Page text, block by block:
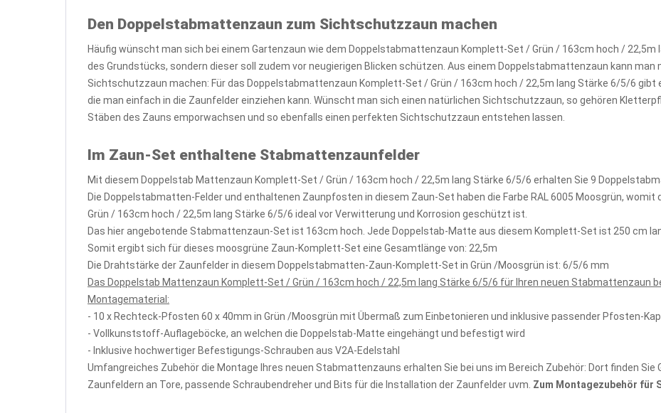
Den Doppelstabmattenzaun zum Sichtschutzzaun machen
Häufig wünscht man sich bei einem Gartenzaun wie dem Doppelstabmattenzaun Komplett-Set / Grün / 163cm hoch / 22,5m
des Grundstücks, sondern dieser soll zudem vor neugierigen Blicken schützen. Aus einem Doppelstabmattenzaun kann
Sichtschutzzaun machen: Für das Doppelstabmattenzaun Komplett-Set / Grün / 163cm hoch / 22,5m lang Stärke 6/5/6 gibt
die man einfach in die Zaunfelder einziehen kann. Wünscht man sich einen natürlichen Sichtschutzzaun, so gehören
Stäben des Zauns emporwachsen und so ebenfalls einen perfekten Sichtschutzzaun entstehen lassen.
Im Zaun-Set enthaltene Stabmattenzaunfelder
Mit diesem Doppelstab Mattenzaun Komplett-Set / Grün / 163cm hoch / 22,5m lang Stärke 6/5/6 erhalten Sie 9
Die Doppelstabmatten-Felder und enthaltenen Zaunpfosten in diesem Zaun-Set haben die Farbe RAL 6005 Moosgrün,
Grün / 163cm hoch / 22,5m lang Stärke 6/5/6 ideal vor Verwitterung und Korrosion geschützt ist.
Das hier angebotende Stabmattenzaun-Set ist 163cm hoch. Jede Doppelstab-Matte aus diesem Komplett-Set ist 250 cm
Somit ergibt sich für dieses moosgrüne Zaun-Komplett-Set eine Gesamtlänge von: 22,5m
Die Drahtstärke der Zaunfelder in diesem Doppelstabmatten-Zaun-Komplett-Set in Grün /Moosgrün ist: 6/5/6 mm
Das Doppelstab Mattenzaun Komplett-Set / Grün / 163cm hoch / 22,5m lang Stärke 6/5/6 für Ihren neuen Stabmattenzaun
Montagematerial:
- 10 x Rechteck-Pfosten 60 x 40mm in Grün /Moosgrün mit Übermaß zum Einbetonieren und inklusive passender Pfosten-
- Vollkunststoff-Auflageböcke, an welchen die Doppelstab-Matte eingehängt und befestigt wird
- Inklusive hochwertiger Befestigungs-Schrauben aus V2A-Edelstahl
Umfangreiches Zubehör die Montage Ihres neuen Stabmattenzauns erhalten Sie bei uns im Bereich Zubehör: Dort finden Sie
Zaunfeldern an Tore, passende Schraubendreher und Bits für die Installation der Zaunfelder uvm. Zum Montagezubehör für